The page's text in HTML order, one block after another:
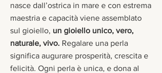
nasce dall’ostrica in mare e con estrema
maestria e capacità viene assemblato
sul gioiello, un gioiello unico, vero,
naturale, vivo. Regalare una perla
significa augurare prosperità, crescita e
felicità. Ogni perla è unica, e dona al